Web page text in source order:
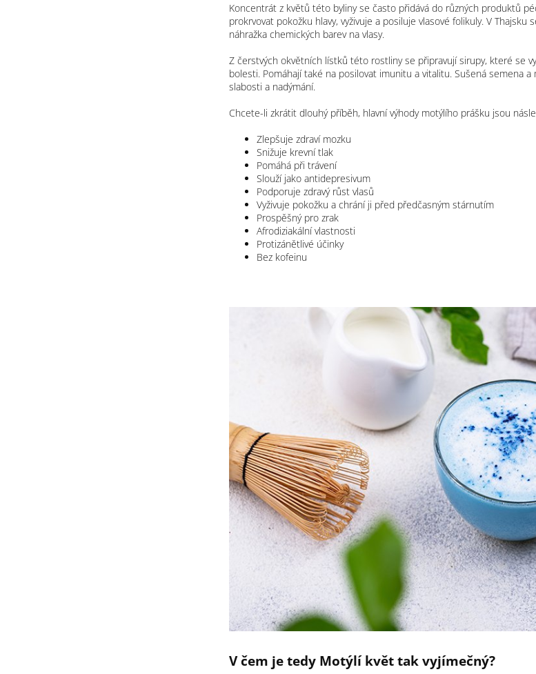
Koncentrát z květů této byliny se často přidává do různých produktů
prokrvovat pokožku hlavy, vyživuje a posiluje vlasové folikuly. V
náhražka chemických barev na vlasy.
Z čerstvých okvětních lístků této rostliny se připravují sirupy, které se
bolesti. Pomáhají také na posilovat imunitu a vitalitu. Sušená semena
slabosti a nadýmání.
Chcete-li zkrátit dlouhý příběh, hlavní výhody motýlího prášku jsou
Zlepšuje zdraví mozku
Snižuje krevní tlak
Pomáhá při trávení
Slouží jako antidepresivum
Podporuje zdravý růst vlasů
Vyživuje pokožku a chrání ji před předčasným stárnutím
Prospěšný pro zrak
Afrodiziakální vlastnosti
Protizánětlivé účinky
Bez kofeinu
V čem je tedy Motýlí květ tak vyjímečný?